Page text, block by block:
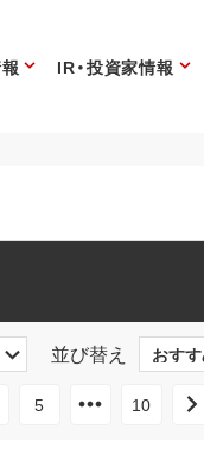
IR・投資家情報
並び替え
5 10